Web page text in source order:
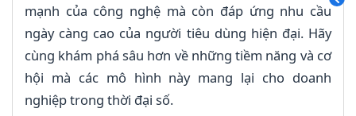
mạnh của công nghệ mà còn đáp ứng nhu cầu
ngày càng cao của người tiêu dùng hiện đại. Hãy
cùng khám phá sâu hơn về những tiềm năng và cơ
hội mà các mô hình này mang lại cho doanh
nghiệp trong thời đại số.